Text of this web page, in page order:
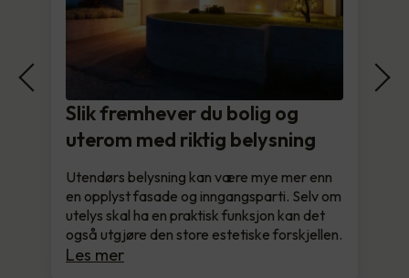
Slik fremhever du bolig og
uterom med riktig belysning
Utendørs belysning kan være mye mer enn
en opplyst fasade og inngangsparti. Selv om
utelys skal ha en praktisk funksjon kan det
også utgjøre den store estetiske forskjellen.
Les mer